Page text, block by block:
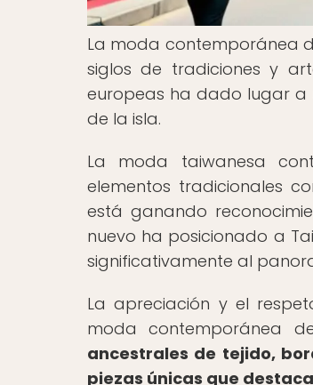
La moda contemporánea
siglos de tradiciones y
europeas ha dado lugar a
de la isla.
La moda taiwanesa
elementos tradicionales
está ganando
nuevo ha posicionado a
significativamente al
La apreciación y el
moda contemporánea
ancestrales de tejido,
piezas únicas que